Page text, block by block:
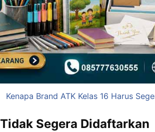
Kenapa Brand ATK Kelas 16 Harus
Segera Didaftarkan